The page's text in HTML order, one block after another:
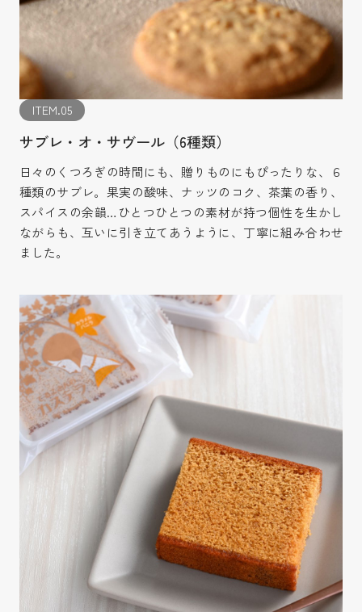
ITEM.05
サブレ・オ・サヴール（6種類）
日々のくつろぎの時間にも、贈りものにもぴったりな、６
種類のサブレ。果実の酸味、ナッツのコク、茶葉の香り、
スパイスの余韻…ひとつひとつの素材が持つ個性を生かし
ながらも、互いに引き立てあうように、丁寧に組み合わせ
ました。